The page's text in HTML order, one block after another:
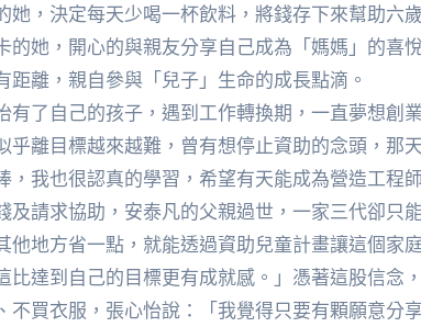
她，決定每天少喝一杯飲料，將錢存下來幫助六
的她，開心的與親友分享自己成為「媽媽」的喜
距離，親自參與「兒子」生命的成長點滴。
有了自己的孩子，遇到工作轉換期，一直夢想創
乎離目標越來越難，曾有想停止資助的念頭，那
，我也很認真的學習，希望有天能成為營造工程
及請求協助，安泰凡的父親過世，一家三代卻只
他地方省一點，就能透過資助兒童計畫讓這個家
比達到自己的目標更有成就感。」憑著這股信念
不買衣服，張心怡說：「我覺得只要有顆願意分